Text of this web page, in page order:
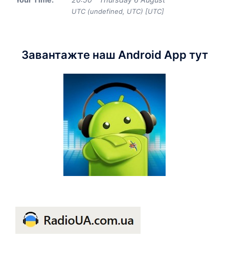
UTC (undefined, UTC) [UTC]
Завантажте наш Android App тут